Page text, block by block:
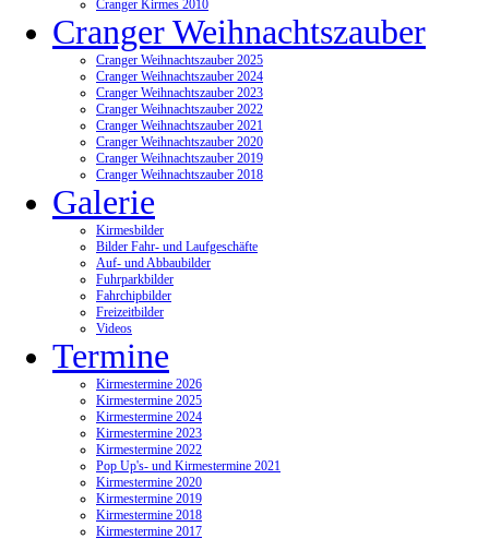
Cranger Kirmes 2010
Cranger Weihnachtszauber
Cranger Weihnachtszauber 2025
Cranger Weihnachtszauber 2024
Cranger Weihnachtszauber 2023
Cranger Weihnachtszauber 2022
Cranger Weihnachtszauber 2021
Cranger Weihnachtszauber 2020
Cranger Weihnachtszauber 2019
Cranger Weihnachtszauber 2018
Galerie
Kirmesbilder
Bilder Fahr- und Laufgeschäfte
Auf- und Abbaubilder
Fuhrparkbilder
Fahrchipbilder
Freizeitbilder
Videos
Termine
Kirmestermine 2026
Kirmestermine 2025
Kirmestermine 2024
Kirmestermine 2023
Kirmestermine 2022
Pop Up's- und Kirmestermine 2021
Kirmestermine 2020
Kirmestermine 2019
Kirmestermine 2018
Kirmestermine 2017